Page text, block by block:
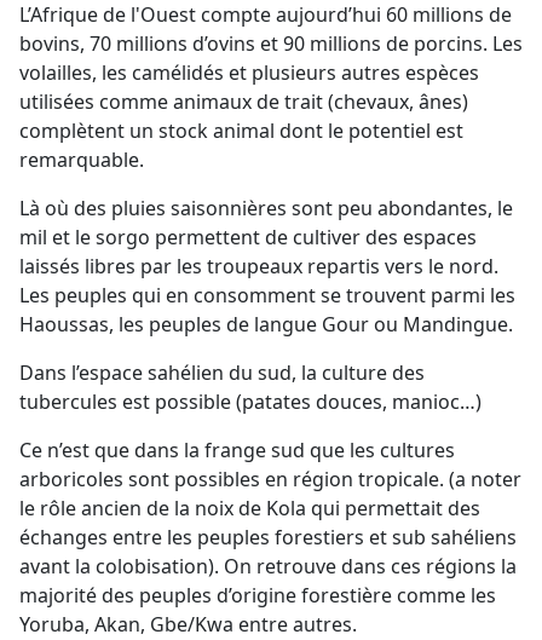
L’Afrique de l'Ouest compte aujourd’hui 60 millions de
bovins, 70 millions d’ovins et 90 millions de porcins. Les
volailles, les camélidés et plusieurs autres espèces
utilisées comme animaux de trait (chevaux, ânes)
complètent un stock animal dont le potentiel est
remarquable.
Là où des pluies saisonnières sont peu abondantes, le
mil et le sorgo permettent de cultiver des espaces
laissés libres par les troupeaux repartis vers le nord.
Les peuples qui en consomment se trouvent parmi les
Haoussas, les peuples de langue Gour ou Mandingue.
Dans l’espace sahélien du sud, la culture des
tubercules est possible (patates douces, manioc…)
Ce n’est que dans la frange sud que les cultures
arboricoles sont possibles en région tropicale. (a noter
le rôle ancien de la noix de Kola qui permettait des
échanges entre les peuples forestiers et sub sahéliens
avant la colobisation). On retrouve dans ces régions la
majorité des peuples d’origine forestière comme les
Yoruba, Akan, Gbe/Kwa entre autres.